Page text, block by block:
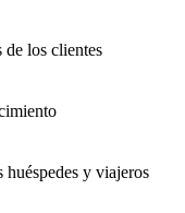
de los clientes
huéspedes y viajeros